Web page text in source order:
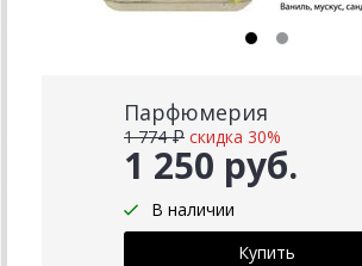
Парфюмерия
1 250 руб.
1 774 ₽ скидка 30%
В наличии